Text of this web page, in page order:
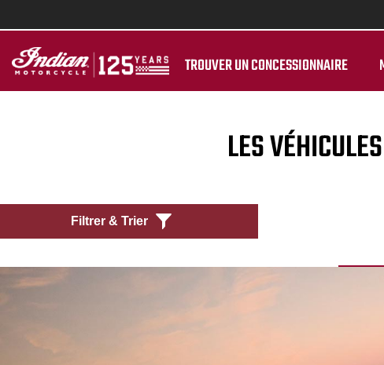
TROUVER UN CONCESSIONNAIRE
LES
Filtrer & Trier